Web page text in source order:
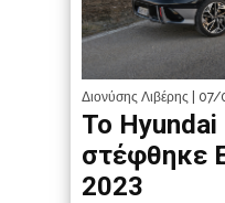
Διονύσης Λιβέρης |
Το Hyundai
στέφθηκε
2023